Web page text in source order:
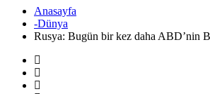
Anasayfa
-Dünya
Rusya: Bugün bir kez daha ABD’nin